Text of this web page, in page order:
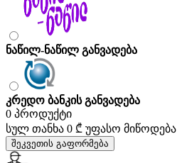
ნაწილ-ნაწილ განვადება
კრედო ბანკის განვადება
0 პროდუქტი
სულ თანხა 0 ₾ უფასო მიწოდება
შეკვეთის გაფორმება